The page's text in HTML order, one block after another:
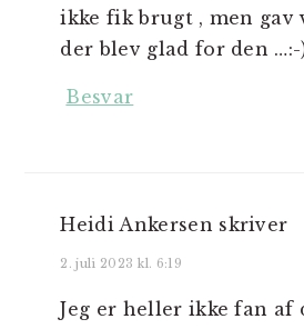
ikke fik brugt , men gav
der blev glad for den …:-
Besvar
Heidi Ankersen skriver
2. juli 2023 kl. 6:19
Jeg er heller ikke fan af